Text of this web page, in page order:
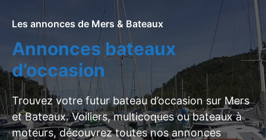
Les annonces de Mers & Bateaux
Annonces bateaux
d’occasion
Trouvez votre futur bateau d’occasion sur Mers
et Bateaux. Voiliers, multicoques ou bateaux à
moteurs, découvrez toutes nos annonces